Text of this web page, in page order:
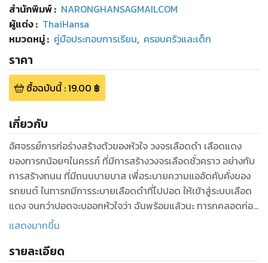
สำนักพิมพ์: NARONGHANSAGMAILCOM
ผู้แต่ง : ThaiHansa
หมวดหมู่: คู่มือประกอบการเรียน, ครอบครัวและเด็ก
ราคา
ซื้อฉบับนี้:19.00 ฿
เกี่ยวกับ
อัศจรรย์การก่อร่างสร้างตัวของหัวใจ วงจรเลือดดำ เลือดแดง
ของทารกน้อยๆในครรภ์ ที่มีการสร้างวงจรเลือดชั่วคราว อย่างกับ
การสร้างถนน ที่มีถนนบายบาส เพื่อระบายความแออัดคับคั่งของ
รถยนต์ ในทารกมีการระบายเลือดดำที่ไปปอด ให้เข้าสู่ระบบเลือด
แดง จนกว่าปอดจะบออกหัวใจว่า ฉันพร้อมแล้วนะ ทารกคลอดก่อน
แสดงมากขึ้น
รายละเอียด